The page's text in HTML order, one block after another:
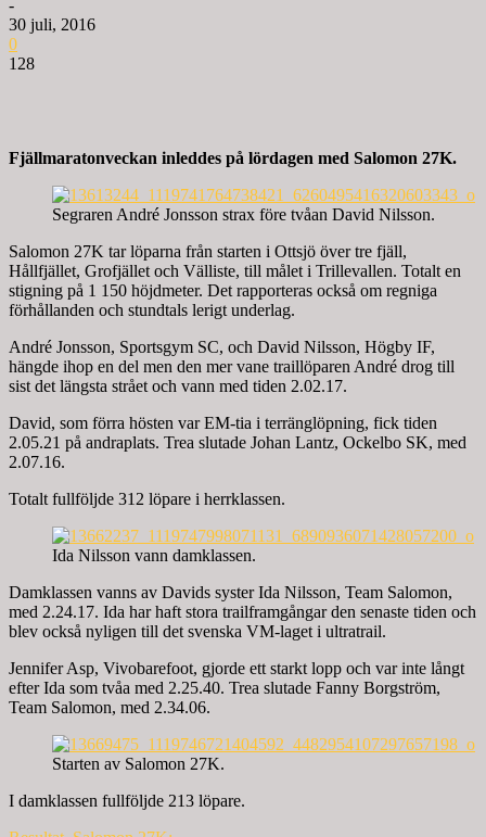
-
30 juli, 2016
0
128
Fjällmaratonveckan inleddes på lördagen med Salomon 27K.
Segraren André Jonsson strax före tvåan David Nilsson.
Salomon 27K tar löparna från starten i Ottsjö över tre fjäll,
Hållfjället, Grofjället och Välliste, till målet i Trillevallen. Totalt en
stigning på 1 150 höjdmeter. Det rapporteras också om regniga
förhållanden och stundtals lerigt underlag.
André Jonsson, Sportsgym SC, och David Nilsson, Högby IF,
hängde ihop en del men den mer vane traillöparen André drog till
sist det längsta strået och vann med tiden 2.02.17.
David, som förra hösten var EM-tia i terränglöpning, fick tiden
2.05.21 på andraplats. Trea slutade Johan Lantz, Ockelbo SK, med
2.07.16.
Totalt fullföljde 312 löpare i herrklassen.
Ida Nilsson vann damklassen.
Damklassen vanns av Davids syster Ida Nilsson, Team Salomon,
med 2.24.17. Ida har haft stora trailframgångar den senaste tiden och
blev också nyligen till det svenska VM-laget i ultratrail.
Jennifer Asp, Vivobarefoot, gjorde ett starkt lopp och var inte långt
efter Ida som tvåa med 2.25.40. Trea slutade Fanny Borgström,
Team Salomon, med 2.34.06.
Starten av Salomon 27K.
I damklassen fullföljde 213 löpare.